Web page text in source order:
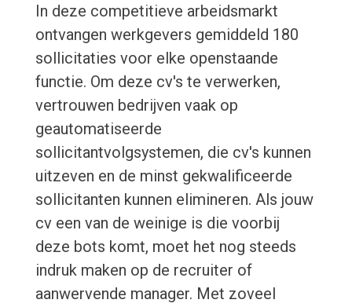
In deze competitieve arbeidsmarkt
ontvangen werkgevers gemiddeld 180
sollicitaties voor elke openstaande
functie. Om deze cv's te verwerken,
vertrouwen bedrijven vaak op
geautomatiseerde
sollicitantvolgsystemen, die cv's kunnen
uitzeven en de minst gekwalificeerde
sollicitanten kunnen elimineren. Als jouw
cv een van de weinige is die voorbij
deze bots komt, moet het nog steeds
indruk maken op de recruiter of
aanwervende manager. Met zoveel